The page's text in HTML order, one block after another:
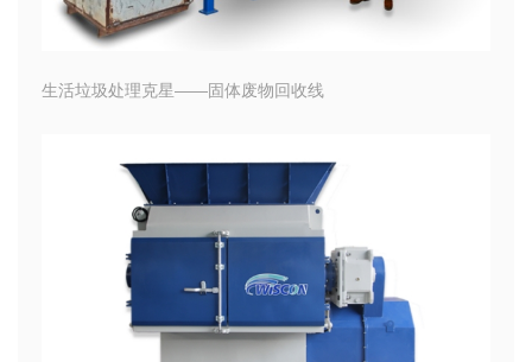
生活垃圾处理克星——固体废物回收线